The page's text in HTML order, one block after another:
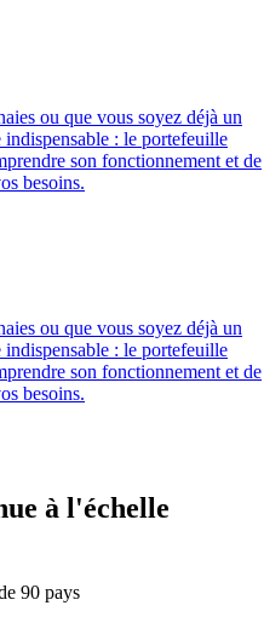
ou que vous soyez déjà un
: le portefeuille
son fonctionnement et de
besoins.
ou que vous soyez déjà un
: le portefeuille
son fonctionnement et de
besoins.
à l'échelle
90 pays